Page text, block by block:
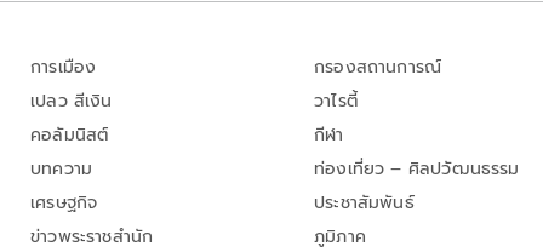
การเมือง
เปลว สีเงิน
คอลัมนิสต์
บทความ
เศรษฐกิจ
ข่าวพระราชสำนัก
กรองสถานการณ์
วาไรตี้
กีฬา
ท่องเที่ยว – ศิลปวัฒนธรรม
ประชาสัมพันธ์
ภูมิภาค